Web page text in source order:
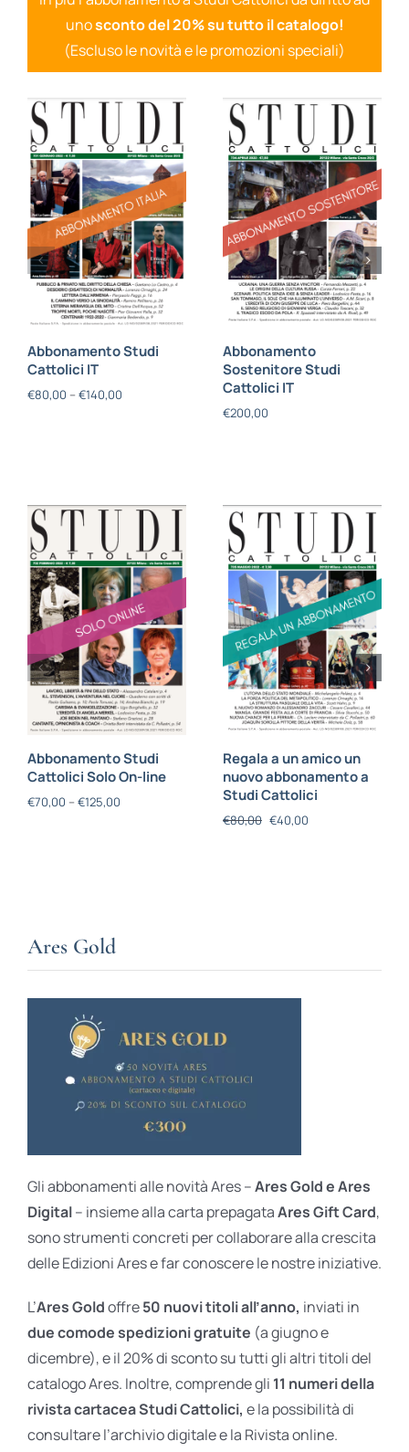
unosconto del 20% su tutto il catalogo!
(Escluso le novità e le promozioni speciali)
Abbonamento Studi
Cattolici IT
€80,00 – €140,00
Abbonamento
Sostenitore Studi
Cattolici IT
€200,00
Abbonamento Studi
Cattolici Solo On-line
€70,00 – €125,00
Regala a un amico un
nuovo abbonamento a
Studi Cattolici
€80,00 €40,00
Ares Gold
Gli abbonamenti alle novità Ares –Ares Gold e Ares
Digital– insieme alla carta prepagataAres Gift Card,
sono strumenti concreti per collaborare alla crescita
delle Edizioni Ares e far conoscere le nostre iniziative.
L’Ares Goldoffre50 nuovi titoli all’anno, inviati in
due comode spedizioni gratuite (a giugno e
dicembre), e il 20% di sconto su tutti gli altri titoli del
catalogo Ares. Inoltre, comprende gli 11 numeri della
rivista cartacea Studi Cattolici, e la possibilità di
consultare l’archivio digitale e la Rivista online.